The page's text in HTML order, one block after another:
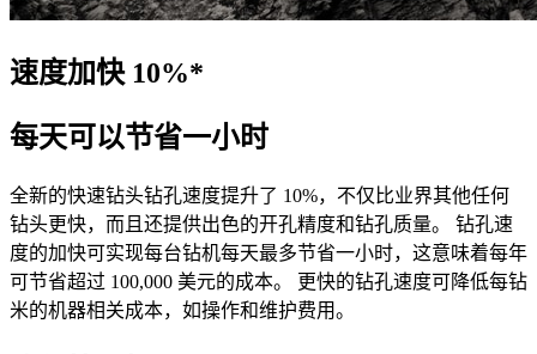
速度加快 10%*
每天可以节省一小时
全新的快速钻头钻孔速度提升了 10%，不仅比业界其他任何
钻头更快，而且还提供出色的开孔精度和钻孔质量。 钻孔速
度的加快可实现每台钻机每天最多节省一小时，这意味着每年
可节省超过 100,000 美元的成本。 更快的钻孔速度可降低每钻
米的机器相关成本，如操作和维护费用。